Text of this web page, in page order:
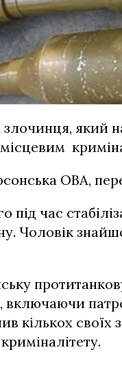
який
ОВА,
час
Чоловік
включаючи
кількох